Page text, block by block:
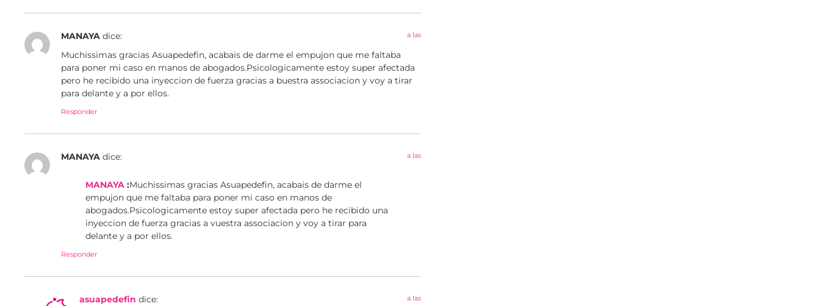
MANAYA dice: a las
Muchissimas gracias Asuapedefin, acabais de darme el empujon que me faltaba
para poner mi caso en manos de abogados.Psicologicamente estoy super afectada
pero he recibido una inyeccion de fuerza gracias a buestra associacion y voy a tirar
para delante y a por ellos.
Responder
MANAYA dice: a las
MANAYA :Muchissimas gracias Asuapedefin, acabais de darme el
empujon que me faltaba para poner mi caso en manos de
abogados.Psicologicamente estoy super afectada pero he recibido una
inyeccion de fuerza gracias a vuestra associacion y voy a tirar para
delante y a por ellos.
Responder
asuapedefin dice: a las